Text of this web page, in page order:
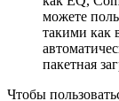
можете
такими как
пакетная
Чтобы